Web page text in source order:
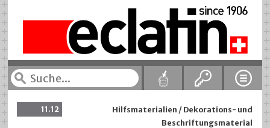
11.12
Hilfsmaterialien / Dekorations- und
Beschriftungsmaterial